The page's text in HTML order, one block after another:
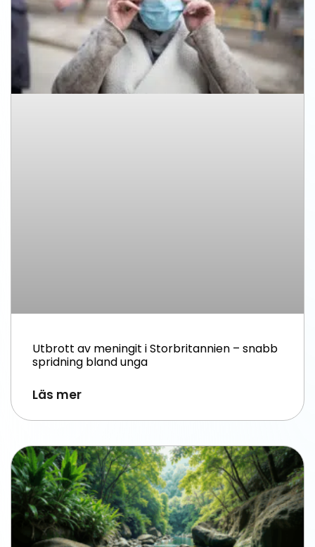
Utbrott av meningit i Storbritannien – snabb
spridning bland unga
Läs mer